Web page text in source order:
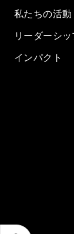
私たちの活動
リーダーシ
インパクト